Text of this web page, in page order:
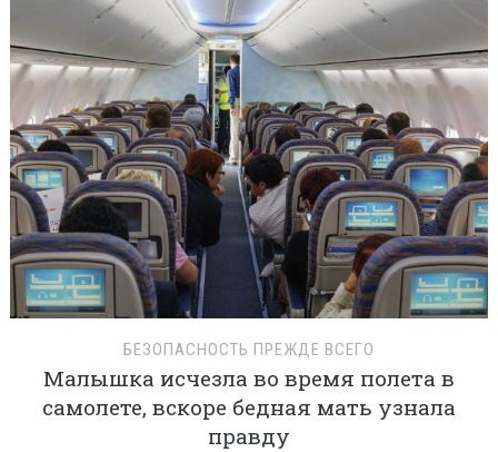
БЕЗОПАСНОСТЬ ПРЕЖДЕ ВСЕГО
Малышка исчезла во время полета в
самолете, вскоре бедная мать узнала
правду